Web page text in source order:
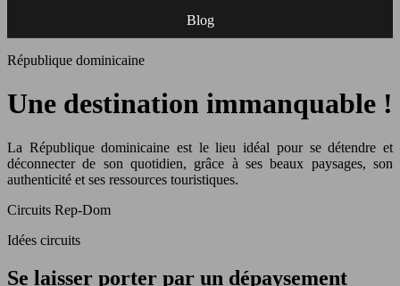
Blog
République dominicaine
Une destination immanquable !
La République dominicaine est le lieu idéal pour se détendre et
déconnecter de son quotidien, grâce à ses beaux paysages, son
authenticité et ses ressources touristiques.
Circuits Rep-Dom
Idées circuits
Se laisser porter par un dépaysement